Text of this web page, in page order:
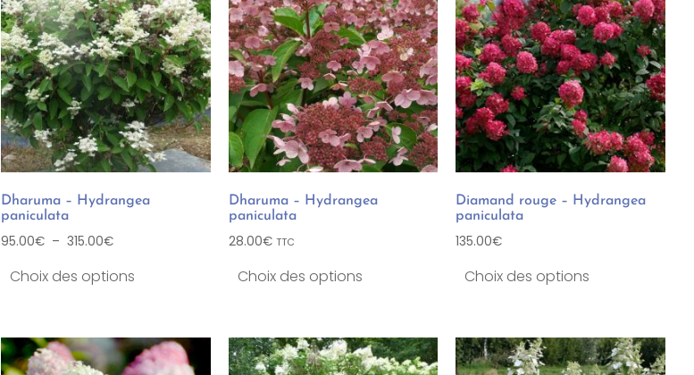
Dharuma – Hydrangea
paniculata
95.00€ – 315.00€
Choix des options
Dharuma – Hydrangea
paniculata
28.00€ TTC
Choix des options
Diamand rouge – Hydrangea
paniculata
135.00€
Choix des options